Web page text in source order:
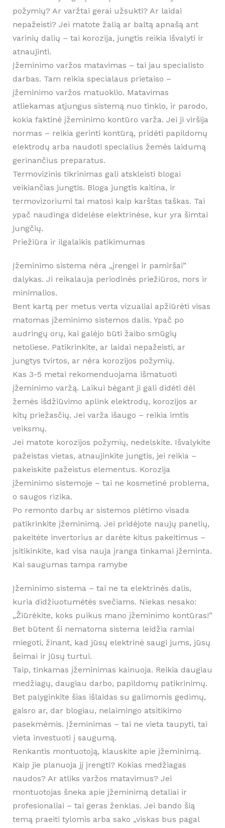
požymių? Ar varžtai gerai užsukti? Ar laidai
nepažeisti? Jei matote žalią ar baltą apnašą ant
varinių dalių – tai korozija, jungtis reikia išvalyti ir
atnaujinti.
Įžeminimo varžos matavimas – tai jau specialisto
darbas. Tam reikia specialaus prietaiso –
įžeminimo varžos matuoklio. Matavimas
atliekamas atjungus sistemą nuo tinklo, ir parodo,
kokia faktinė įžeminimo kontūro varža. Jei ji viršija
normas – reikia gerinti kontūrą, pridėti papildomų
elektrodų arba naudoti specialius žemės laidumą
gerinančius preparatus.
Termovizinis tikrinimas gali atskleisti blogai
veikiančias jungtis. Bloga jungtis kaitina, ir
termovizoriumi tai matosi kaip karštas taškas. Tai
ypač naudinga didelėse elektrinėse, kur yra šimtai
jungčių.
Priežiūra ir ilgalaikis patikimumas
Įžeminimo sistema nėra „įrengei ir pamiršai”
dalykas. Ji reikalauja periodinės priežiūros, nors ir
minimalios.
Bent kartą per metus verta vizualiai apžiūrėti visas
matomas įžeminimo sistemos dalis. Ypač po
audringų orų, kai galėjo būti žaibo smūgių
netoliese. Patikrinkite, ar laidai nepažeisti, ar
jungtys tvirtos, ar nėra korozijos požymių.
Kas 3-5 metai rekomenduojama išmatuoti
įžeminimo varžą. Laikui bėgant ji gali didėti dėl
žemės išdžiūvimo aplink elektrodų, korozijos ar
kitų priežasčių. Jei varža išaugo – reikia imtis
veiksmų.
Jei matote korozijos požymių, nedelskite. Išvalykite
pažeistas vietas, atnaujinkite jungtis, jei reikia –
pakeiskite pažeistus elementus. Korozija
įžeminimo sistemoje – tai ne kosmetinė problema,
o saugos rizika.
Po remonto darbų ar sistemos plėtimo visada
patikrinkite įžeminimą. Jei pridėjote naujų panelių,
pakeitėte invertorius ar darėte kitus pakeitimus –
įsitikinkite, kad visa nauja įranga tinkamai įžeminta.
Kai saugumas tampa ramybe
Įžeminimo sistema – tai ne ta elektrinės dalis,
kuria didžiuotumėtės svečiams. Niekas nesako:
„Žiūrėkite, koks puikus mano įžeminimo kontūras!”
Bet būtent ši nematoma sistema leidžia ramiai
miegoti, žinant, kad jūsų elektrinė saugi jums, jūsų
šeimai ir jūsų turtui.
Taip, tinkamas įžeminimas kainuoja. Reikia daugiau
medžiagų, daugiau darbo, papildomų patikrinimų.
Bet palyginkite šias išlaidas su galimomis gedimų,
gaisro ar, dar blogiau, nelaimingo atsitikimo
pasekmėmis. Įžeminimas – tai ne vieta taupyti, tai
vieta investuoti į saugumą.
Renkantis montuotoją, klauskite apie įžeminimą.
Kaip jie planuoja jį įrengti? Kokias medžiagas
naudos? Ar atliks varžos matavimus? Jei
montuotojas šneka apie įžeminimą detaliai ir
profesionaliai – tai geras ženklas. Jei bando šią
temą praeiti tylomis arba sako „viskas bus pagal